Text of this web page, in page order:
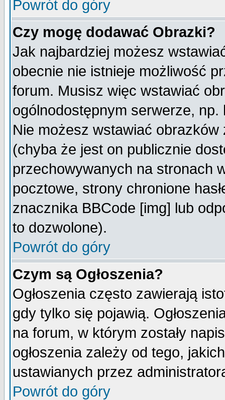
Powrót do góry
Czy mogę dodawać Obrazki?
Jak najbardziej możesz
obecnie nie istnieje możliwość
forum. Musisz więc wstawiać
ogólnodostępnym serwerze,
Nie możesz wstawiać
(chyba że jest on publicznie
przechowywanych na stronach
pocztowe, strony chronione
znacznika BBCode [img] lub
to dozwolone).
Powrót do góry
Czym są Ogłoszenia?
Ogłoszenia często zawierają
gdy tylko się pojawią.
na forum, w którym zostały
ogłoszenia zależy od tego,
ustawianych przez
Powrót do góry